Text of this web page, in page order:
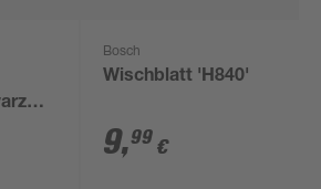
Bosch
Wischblatt 'H840'
9,99 €